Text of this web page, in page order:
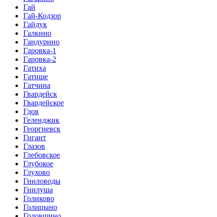
Гай
Гай-Кодзор
Гайдук
Галкино
Гандурино
Гаровка-1
Гаровка-2
Гатиха
Гатище
Гатчина
Гвардейск
Гвардейское
Гдов
Геленджик
Георгиевск
Гигант
Глазов
Глебовское
Глубокое
Глухово
Гниловоды
Гнилуша
Голиково
Голицыно